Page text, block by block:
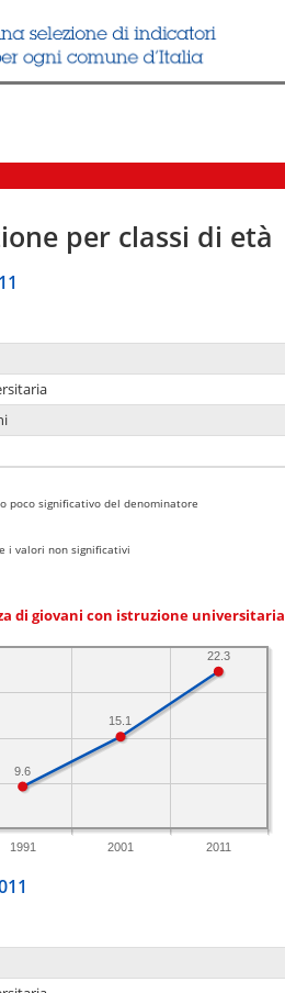
per classi di età
poco significativo del denominatore
i valori non significativi
di giovani con istruzione universitaria
1991 2001 2011
22.3
15.1
9.6